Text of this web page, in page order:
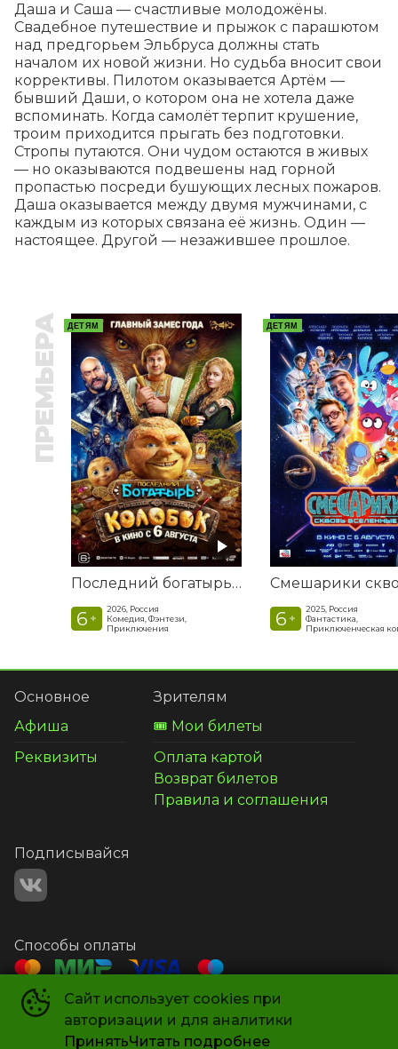
Даша и Саша — счастливые молодожёны.
Свадебное путешествие и прыжок с парашютом
над предгорьем Эльбруса должны стать
началом их новой жизни. Но судьба вносит свои
коррективы. Пилотом оказывается Артём —
бывший Даши, о котором она не хотела даже
вспоминать. Когда самолёт терпит крушение,
троим приходится прыгать без подготовки.
Стропы путаются. Они чудом остаются в живых
— но оказываются подвешены над горной
пропастью посреди бушующих лесных пожаров.
Даша оказывается между двумя мужчинами, с
каждым из которых связана её жизнь. Один —
настоящее. Другой — незажившее прошлое.
ПРЕМЬЕРА ДЕТЯМ
Последний богатырь. Колобок
6 +
2026, Россия
Комедия, Фэнтези,
Приключения
ДЕТЯМ
6 +
2025, Россия
Фантастика,
Приключенческая
Сайт использует cookies при
авторизации и для аналитики
ПринятьЧитать подробнее
Основное
Афиша
Реквизиты
Зрителям
🎟️ Мои билеты
Оплата картой
Возврат билетов
Правила и соглашения
Подписывайся
Способы оплаты
Контакты
+7 987 581-14-21